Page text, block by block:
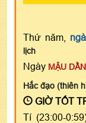
Thứ năm,
lịch
Ngày MẬU DẦN
Hắc đạo (thiên
GIỜ TỐT
Tí (23:00-